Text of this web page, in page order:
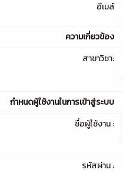
อีเมล์
ความเกี่ยวข้อง
สาขาวิชา:
กำหนดผู้ใช้งานในการเข้าสู่ระบบ
ชื่อผู้ใช้งาน :
รหัสผ่าน :